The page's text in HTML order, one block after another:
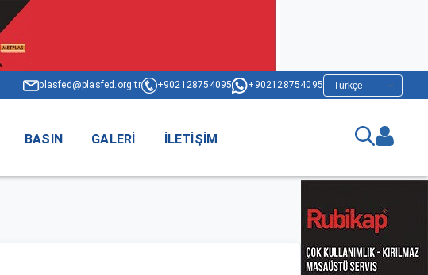
plasfed@plasfed.org.tr +902128754095 +902128754095
BASIN GALERI İLETIŞIM